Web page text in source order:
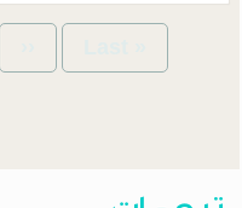
page page